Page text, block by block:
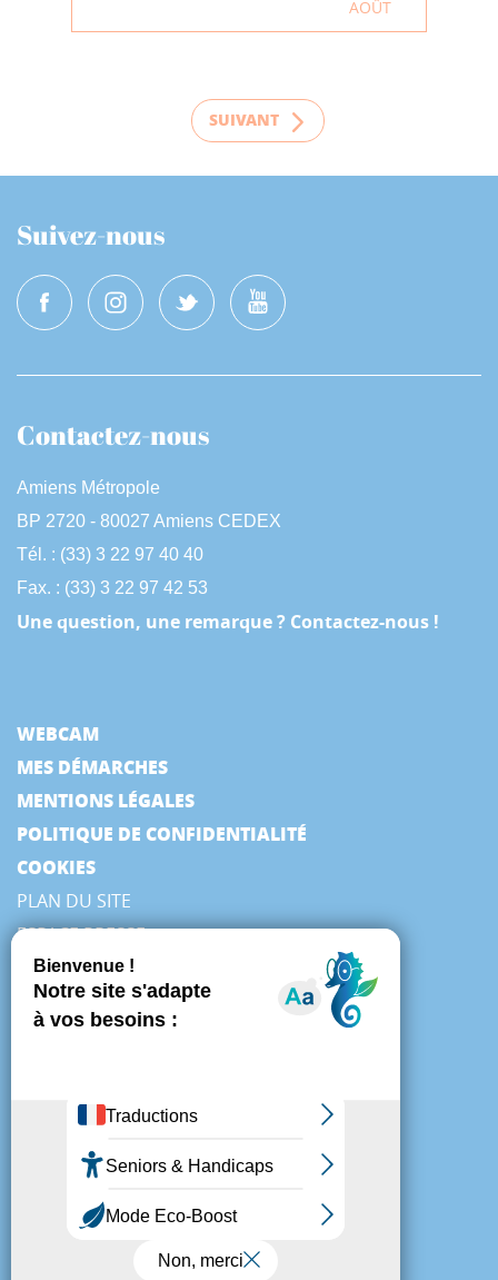
AOÛT
SUIVANT
Suivez-nous
Contactez-nous
Amiens Métropole
BP 2720 - 80027 Amiens CEDEX
Tél. : (33) 3 22 97 40 40
Fax. : (33) 3 22 97 42 53
Une question, une remarque ? Contactez-nous !
WEBCAM
MES DÉMARCHES
MENTIONS LÉGALES
POLITIQUE DE CONFIDENTIALITÉ
COOKIES
PLAN DU SITE
ESPACE PRESSE